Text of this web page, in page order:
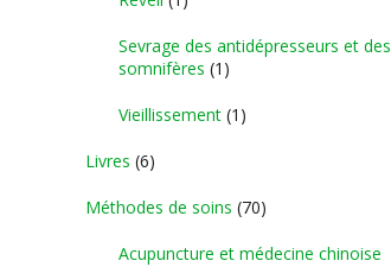
Sevrage des antidépresseurs et des
somnifères (1)
Vieillissement (1)
Livres (6)
Méthodes de soins (70)
Acupuncture et médecine chinoise